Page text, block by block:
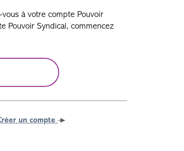
à votre compte Pouvoir
Pouvoir Syndical, commencez
un compte